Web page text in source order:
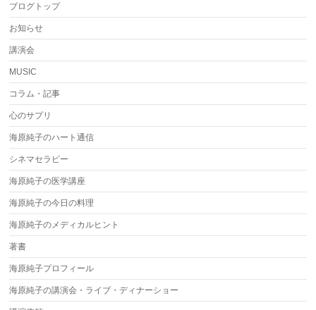
ブログトップ
お知らせ
講演会
MUSIC
コラム・記事
心のサプリ
海原純子のハート通信
シネマセラピー
海原純子の医学講座
海原純子の今日の料理
海原純子のメディカルヒント
著書
海原純子プロフィール
海原純子の講演会・ライブ・ディナーショー